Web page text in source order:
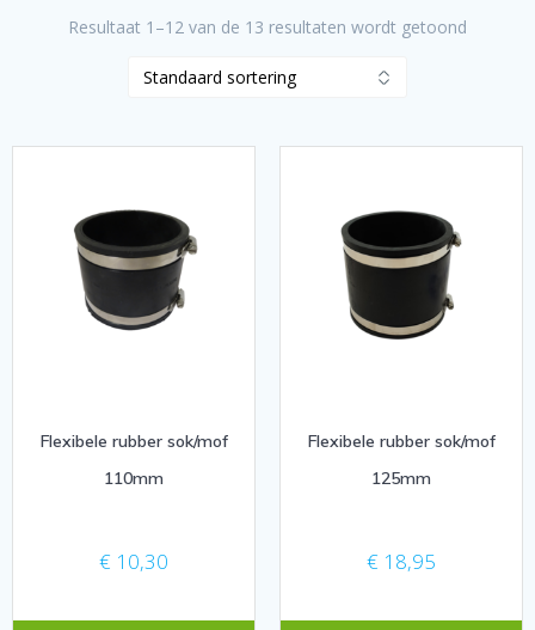
Resultaat 1–12 van de 13 resultaten wordt getoond
Flexibele rubber sok/mof
110mm
€ 10,30
Flexibele rubber sok/mof
125mm
€ 18,95